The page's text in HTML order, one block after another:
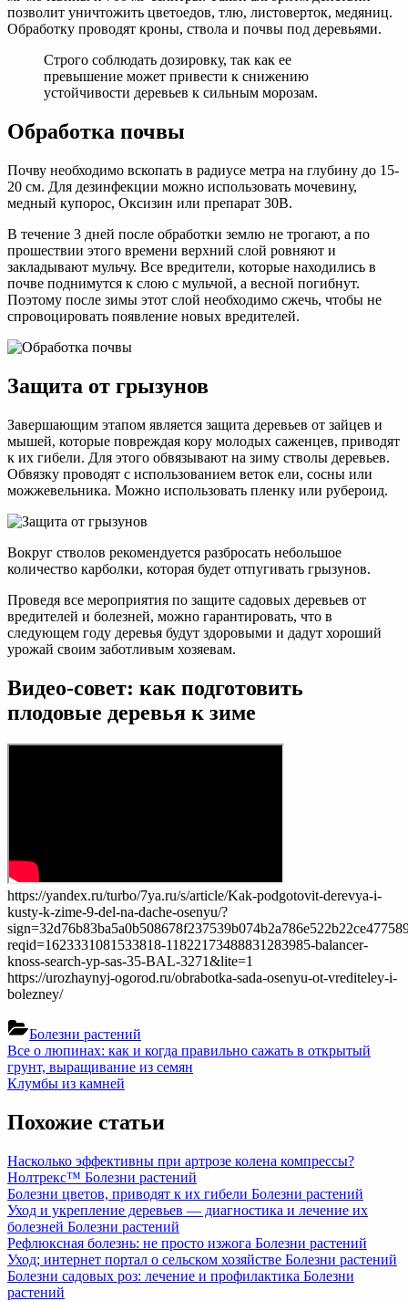
позволит уничтожить цветоедов, тлю, листоверток, медяниц.
Обработку проводят кроны, ствола и почвы под деревьями.
Строго соблюдать дозировку, так как ее
превышение может привести к снижению
устойчивости деревьев к сильным морозам.
Обработка почвы
Почву необходимо вскопать в радиусе метра на глубину до 15-
20 см. Для дезинфекции можно использовать мочевину,
медный купорос, Оксизин или препарат 30В.
В течение 3 дней после обработки землю не трогают, а по
прошествии этого времени верхний слой ровняют и
закладывают мульчу. Все вредители, которые находились в
почве поднимутся к слою с мульчой, а весной погибнут.
Поэтому после зимы этот слой необходимо сжечь, чтобы не
спровоцировать появление новых вредителей.
Защита от грызунов
Завершающим этапом является защита деревьев от зайцев и
мышей, которые повреждая кору молодых саженцев, приводят
к их гибели. Для этого обвязывают на зиму стволы деревьев.
Обвязку проводят с использованием веток ели, сосны или
можжевельника. Можно использовать пленку или рубероид.
Вокруг стволов рекомендуется разбросать небольшое
количество карболки, которая будет отпугивать грызунов.
Проведя все мероприятия по защите садовых деревьев от
вредителей и болезней, можно гарантировать, что в
следующем году деревья будут здоровыми и дадут хороший
урожай своим заботливым хозяевам.
Видео-совет: как подготовить
плодовые деревья к зиме
https://yandex.ru/turbo/7ya.ru/s/article/Kak-podgotovit-derevya-i-
kusty-k-zime-9-del-na-dache-osenyu/?
reqid=1623331081533818-11822173488831283985-balancer-
knoss-search-yp-sas-35-BAL-3271&lite=1
https://urozhaynyj-ogorod.ru/obrabotka-sada-osenyu-ot-vrediteley-i-
bolezney/
Болезни растений
Навигация
по
Previous
Post:
Все о люпинах: как и когда правильно сажать в открытый
грунт, выращивание из семян
Next
Клумбы из камней
Похожие статьи
Насколько эффективны при артрозе колена компрессы?
Нолтрекс™ Болезни растений
Болезни цветов, приводят к их гибели Болезни растений
Уход и укрепление деревьев — диагностика и лечение их
болезней Болезни растений
Рефлюксная болезнь: не просто изжога Болезни растений
Уход; интернет портал о сельском хозяйстве Болезни растений
Болезни садовых роз: лечение и профилактика Болезни
растений